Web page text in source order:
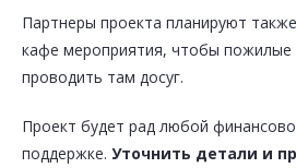
Партнеры проекта планируют
кафе мероприятия, чтобы пожилые
проводить там досуг.
Проект будет рад любой
поддержке. Уточнить детали и
Поделиться